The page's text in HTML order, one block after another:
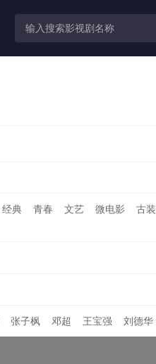
经典 青春 文艺 微电影 古装
张子枫 邓超 王宝强 刘德华